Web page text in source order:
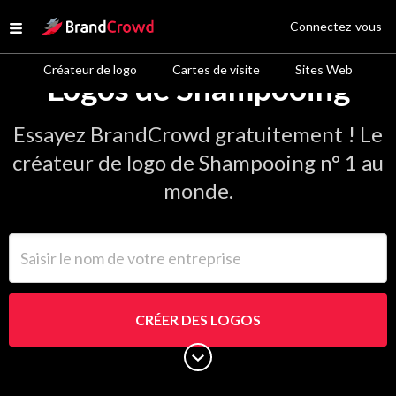
Open menu
Site Logo
Créateur de logo Cartes de visite Sites Web
Connectez-vous
Logos de Shampooing
Essayez BrandCrowd gratuitement ! Le
créateur de logo de Shampooing n° 1 au
monde.
CRÉER DES LOGOS